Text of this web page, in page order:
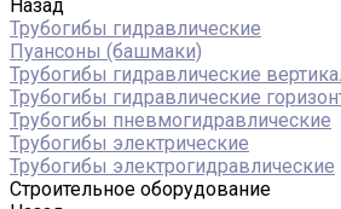
Назад
Трубогибы гидравлические
Пуансоны (башмаки)
Трубогибы гидравлические
Трубогибы гидравлические
Трубогибы пневмогидравлические
Трубогибы электрические
Трубогибы электрогидравлические
Строительное оборудование